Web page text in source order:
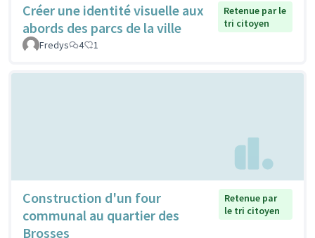
Créer une identité visuelle aux
abords des parcs de la ville
Retenue par le
tri citoyen
Fredys
4 1
Construction d'un four
communal au quartier des
Brosses
Retenue par
le tri citoyen